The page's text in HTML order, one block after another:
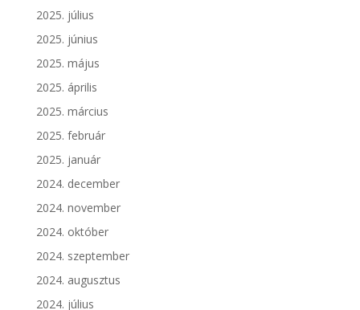
2025. július
2025. június
2025. május
2025. április
2025. március
2025. február
2025. január
2024. december
2024. november
2024. október
2024. szeptember
2024. augusztus
2024. július